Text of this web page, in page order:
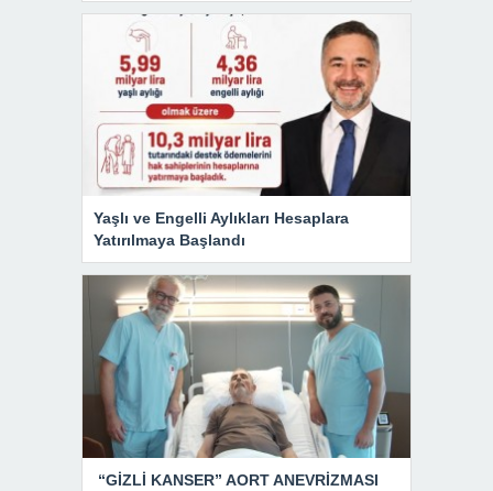
Yaşlı ve Engelli Aylıkları Hesaplara
Yatırılmaya Başlandı
“GİZLİ KANSER” AORT ANEVRİZMASI